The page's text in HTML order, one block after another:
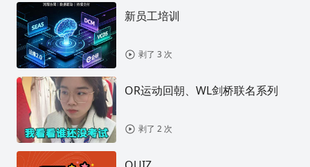
新员工培训
剥了 3 次
OR运动回朝、WL剑桥联名系列
剥了 2 次